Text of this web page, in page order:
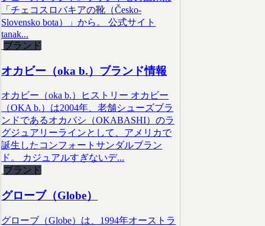
「チェコスロバキアの靴（Česko-
Slovensko bota）」から。 公式サイト
tanak...
ブランド
オカビー（oka b.）ブランド情報
オカビー（oka b.）ヒストリー オカビー
（OKA b.）は2004年、老舗シューズブラ
ンドであるオカバシ（OKABASHI）のラ
グジュアリーラインとして、アメリカで
誕生したコンフォートサンダルブラン
ド。 カジュアルすぎないデ...
ブランド
グローブ（Globe）
グローブ（Globe）は、1994年オーストラ